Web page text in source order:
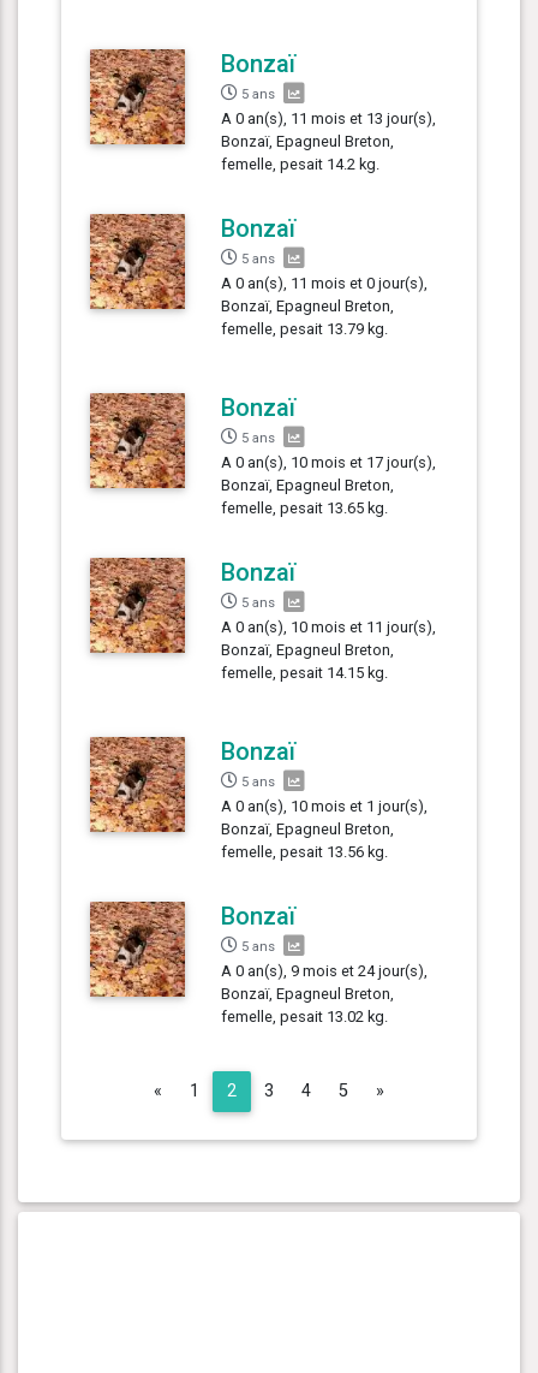
Bonzaï
5 ans
A 0 an(s), 11 mois et 13 jour(s),
Bonzaï, Epagneul Breton,
femelle, pesait 14.2 kg.
Bonzaï
5 ans
A 0 an(s), 11 mois et 0 jour(s),
Bonzaï, Epagneul Breton,
femelle, pesait 13.79 kg.
Bonzaï
5 ans
A 0 an(s), 10 mois et 17 jour(s),
Bonzaï, Epagneul Breton,
femelle, pesait 13.65 kg.
Bonzaï
5 ans
A 0 an(s), 10 mois et 11 jour(s),
Bonzaï, Epagneul Breton,
femelle, pesait 14.15 kg.
Bonzaï
5 ans
A 0 an(s), 10 mois et 1 jour(s),
Bonzaï, Epagneul Breton,
femelle, pesait 13.56 kg.
Bonzaï
5 ans
A 0 an(s), 9 mois et 24 jour(s),
Bonzaï, Epagneul Breton,
femelle, pesait 13.02 kg.
« Previous
1 2 3 4 5 »